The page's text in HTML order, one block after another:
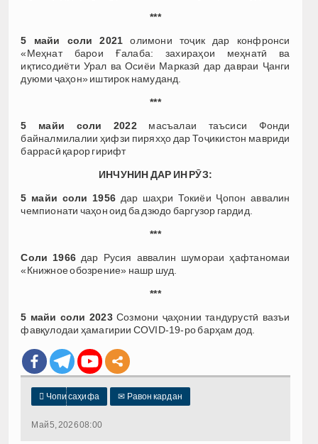
***
5 майи соли 2021 олимони тоҷик дар конфронси
«Меҳнат барои Ғалаба: захираҳои меҳнатӣ ва
иқтисодиёти Урал ва Осиёи Марказӣ дар давраи Ҷанги
дуюми ҷаҳон» иштирок намуданд.
***
5 майи соли 2022масъалаи таъсиси Фонди
байналмилалии ҳифзи пиряхҳо дар Тоҷикистон мавриди
баррасӣ қарор гирифт
ИНЧУНИН ДАР ИН РӮЗ:
5 майи соли 1956 дар шаҳри Токиёи Ҷопон аввалин
чемпионати чаҳон оид ба дзюдо баргузор гардид.
***
Соли 1966 дар Русия аввалин шумораи ҳафтаномаи
«Книжное обозрение» нашр шуд.
***
5 майи соли 2023Созмони ҷаҳонии тандурустӣ вазъи
фавқулодаи ҳамагирии COVID-19-ро барҳам дод.
 Чопи саҳифа ✉ Равон кардан
Май 5, 2026 08:00